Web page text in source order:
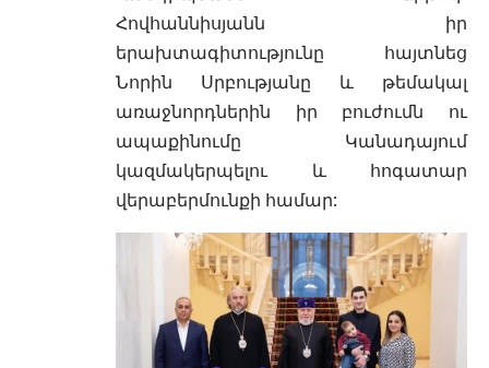
Հովհաննիսյանն իր
երախտագիտությունը հայտնեց
Նորին Սրբությանը և թեմակալ
առաջնորդներին իր բուժումն ու
ապաքինումը Կանադայում
կազմակերպելու և հոգատար
վերաբերմունքի համար: